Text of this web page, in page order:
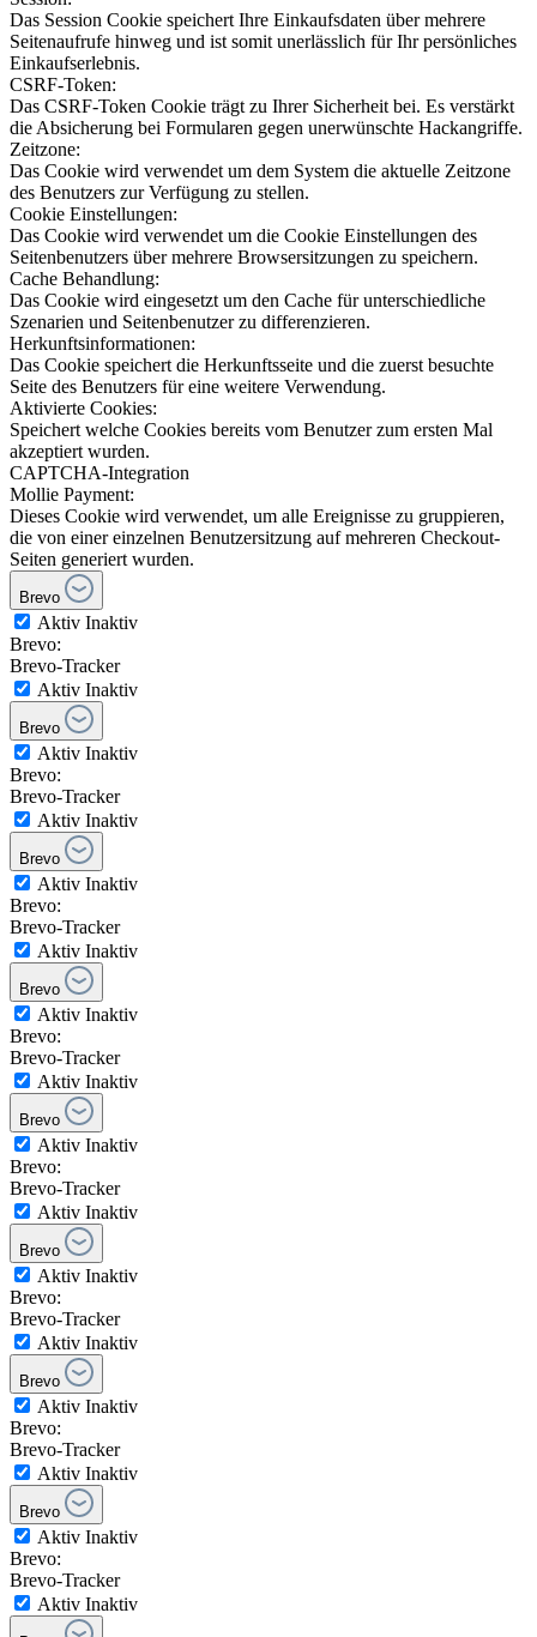
Das Session Cookie speichert Ihre Einkaufsdaten über mehrere
Seitenaufrufe hinweg und ist somit unerlässlich für Ihr persönliches
Einkaufserlebnis.
CSRF-Token:
Das CSRF-Token Cookie trägt zu Ihrer Sicherheit bei. Es verstärkt
die Absicherung bei Formularen gegen unerwünschte Hackangriffe.
Zeitzone:
Das Cookie wird verwendet um dem System die aktuelle Zeitzone
des Benutzers zur Verfügung zu stellen.
Cookie Einstellungen:
Das Cookie wird verwendet um die Cookie Einstellungen des
Seitenbenutzers über mehrere Browsersitzungen zu speichern.
Cache Behandlung:
Das Cookie wird eingesetzt um den Cache für unterschiedliche
Szenarien und Seitenbenutzer zu differenzieren.
Herkunftsinformationen:
Das Cookie speichert die Herkunftsseite und die zuerst besuchte
Seite des Benutzers für eine weitere Verwendung.
Aktivierte Cookies:
Speichert welche Cookies bereits vom Benutzer zum ersten Mal
akzeptiert wurden.
CAPTCHA-Integration
Mollie Payment:
Dieses Cookie wird verwendet, um alle Ereignisse zu gruppieren,
die von einer einzelnen Benutzersitzung auf mehreren Checkout-
Seiten generiert wurden.
Brevo
Aktiv Inaktiv
Brevo:
Brevo-Tracker
Aktiv Inaktiv
Brevo
Aktiv Inaktiv
Brevo:
Brevo-Tracker
Aktiv Inaktiv
Brevo
Aktiv Inaktiv
Brevo:
Brevo-Tracker
Aktiv Inaktiv
Brevo
Aktiv Inaktiv
Brevo:
Brevo-Tracker
Aktiv Inaktiv
Brevo
Aktiv Inaktiv
Brevo:
Brevo-Tracker
Aktiv Inaktiv
Brevo
Aktiv Inaktiv
Brevo:
Brevo-Tracker
Aktiv Inaktiv
Brevo
Aktiv Inaktiv
Brevo:
Brevo-Tracker
Aktiv Inaktiv
Brevo
Aktiv Inaktiv
Brevo:
Brevo-Tracker
Aktiv Inaktiv